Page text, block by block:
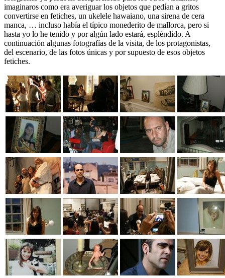
imaginaros como era averiguar los objetos que pedían a gritos
convertirse en fetiches, un ukelele hawaiano, una sirena de cera
manca, … incluso había el típico monederito de mallorca, pero si
hasta yo lo he tenido y por algún lado estará, espléndido. A
continuación algunas fotografías de la visita, de los protagonistas,
del escenario, de las fotos únicas y por supuesto de esos objetos
fetiches.